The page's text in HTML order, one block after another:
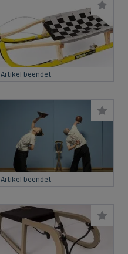
Artikel beendet
Artikel beendet